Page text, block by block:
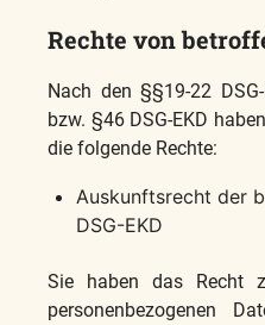
Rechte von
Nach den §§19-22
bzw. §46 DSG-EKD
die folgende Rechte:
Auskunftsrecht der
DSG-EKD
Sie haben das Recht
personenbezogenen